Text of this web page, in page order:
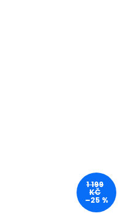
1 199
KČ
–25 %